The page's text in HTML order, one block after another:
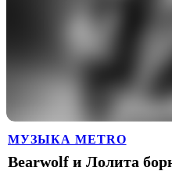
МУЗЫКА METRO
Bearwolf и Лолита